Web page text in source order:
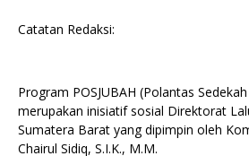
Catatan Redaksi:
Program POSJUBAH (Polantas
merupakan inisiatif sosial Direktorat
Sumatera Barat yang dipimpin oleh
Chairul Sidiq, S.I.K., M.M.